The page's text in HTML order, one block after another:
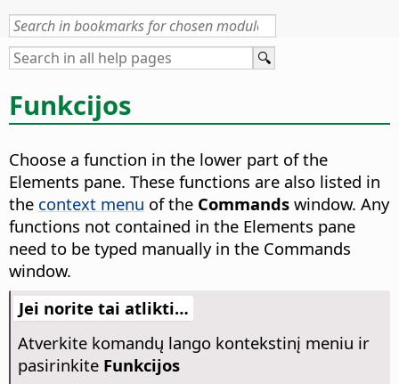
Funkcijos
Choose a function in the lower part of the
Elements pane. These functions are also listed in
the context menu of the Commands window. Any
functions not contained in the Elements pane
need to be typed manually in the Commands
window.
Jei norite tai atlikti…
Atverkite komandų lango kontekstinį meniu ir
pasirinkite Funkcijos